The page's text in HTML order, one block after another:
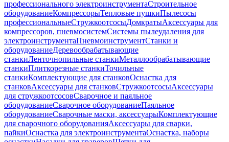
профессионального электроинструментаСтроительное
оборудованиеКомпрессорыТепловые пушкиПылесосы
профессиональныеСтружкоотсосыДомкратыАксессуары для
компрессоров, пневмосистемСистемы пылеудаления для
электроинструментаПневмоинструментСтанки и
оборудованиеДеревообрабатывающие
станкиЛенточнопильные станкиМеталлообрабатывающие
станкиПлиткорезные станкиТочильные
станкиКомплектующие для станковОснастка для
станковАксессуары для станковСтружкоотсосыАксессуары
для стружкоотсосовСварочное и паяльное
оборудованиеСварочное оборудованиеПаяльное
оборудованиеСварочные маски, аксессуарыКомплектующие
для сварочного оборудованияАксессуары для сварки,
пайкиОснастка для электроинструментаОснастка, наборы